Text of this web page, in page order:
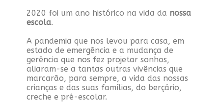
2020 foi um ano histórico na vida da nossa
escola.
A pandemia que nos levou para casa, em
estado de emergência e a mudança de
gerência que nos fez projetar sonhos,
aliaram-se a tantas outras vivências que
marcarão, para sempre, a vida das nossas
crianças e das suas famílias, do berçário,
creche e pré-escolar.